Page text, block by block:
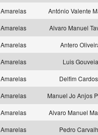
Amarelas
António Valente
Amarelas
Alvaro Manuel
Amarelas
Antero
Amarelas
Luis Gouveia
Amarelas
Delfim
Amarelas
Manuel Jo Anjos
Amarelas
Alvaro Manuel
Amarelas
Pedro